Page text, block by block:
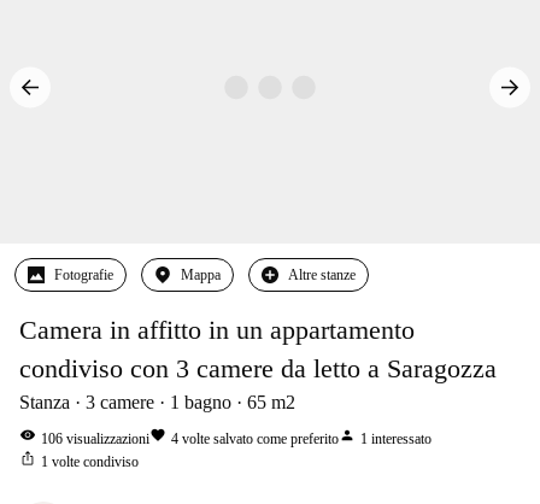
Fotografie Mappa Altre stanze
Camera in affitto in un appartamento
condiviso con 3 camere da letto a Saragozza
Stanza 3 camere 1 bagno 65 m2
visibility 106 visualizzazionifavorite 4 volte salvato come preferitoperson 1 interessato
ios_share 1 volte condiviso